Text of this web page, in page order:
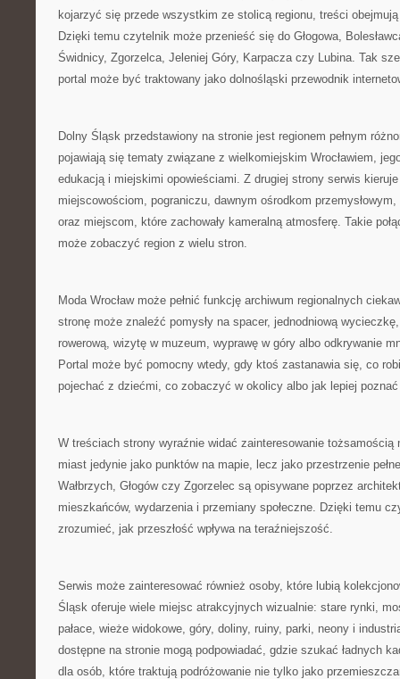
kojarzyć się przede wszystkim ze stolicą regionu, treści
Dzięki temu czytelnik może przenieść się do Głogowa,
Świdnicy, Zgorzelca, Jeleniej Góry, Karpacza czy Lubina. Tak
portal może być traktowany jako dolnośląski przewodnik
Dolny Śląsk przedstawiony na stronie jest regionem pełnym
pojawiają się tematy związane z wielkomiejskim Wrocławiem,
edukacją i miejskimi opowieściami. Z drugiej strony serwis kieruje
miejscowościom, pograniczu, dawnym ośrodkom
oraz miejscom, które zachowały kameralną atmosferę. Takie
może zobaczyć region z wielu stron.
Moda Wrocław może pełnić funkcję archiwum regionalnych
stronę może znaleźć pomysły na spacer, jednodniową
rowerową, wizytę w muzeum, wyprawę w góry albo odkrywanie
Portal może być pomocny wtedy, gdy ktoś zastanawia się, co
pojechać z dziećmi, co zobaczyć w okolicy albo jak lepiej
W treściach strony wyraźnie widać zainteresowanie tożsamością
miast jedynie jako punktów na mapie, lecz jako przestrzenie
Wałbrzych, Głogów czy Zgorzelec są opisywane poprzez
mieszkańców, wydarzenia i przemiany społeczne. Dzięki temu
zrozumieć, jak przeszłość wpływa na teraźniejszość.
Serwis może zainteresować również osoby, które lubią
Śląsk oferuje wiele miejsc atrakcyjnych wizualnie: stare rynki,
pałace, wieże widokowe, góry, doliny, ruiny, parki, neony i
dostępne na stronie mogą podpowiadać, gdzie szukać ładnych
dla osób, które traktują podróżowanie nie tylko jako